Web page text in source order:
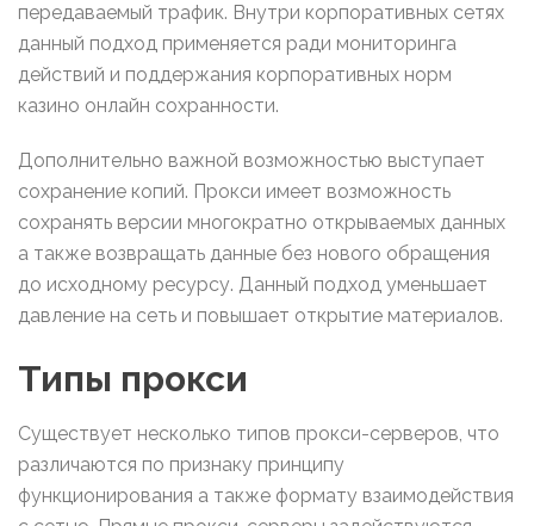
передаваемый трафик. Внутри корпоративных сетях
данный подход применяется ради мониторинга
действий и поддержания корпоративных норм
казино онлайн сохранности.
Дополнительно важной возможностью выступает
сохранение копий. Прокси имеет возможность
сохранять версии многократно открываемых данных
а также возвращать данные без нового обращения
до исходному ресурсу. Данный подход уменьшает
давление на сеть и повышает открытие материалов.
Типы прокси
Существует несколько типов прокси-серверов, что
различаются по признаку принципу
функционирования а также формату взаимодействия